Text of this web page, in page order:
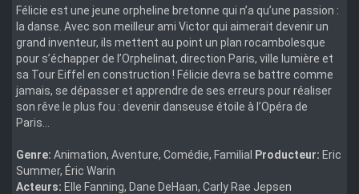
Félicie est une jeune orpheline bretonne qui n’a qu’une passion :
la danse. Avec son meilleur ami Victor qui aimerait devenir un
grand inventeur, ils mettent au point un plan rocambolesque
pour s’échapper de l’Orphelinat, direction Paris, ville lumière et
sa Tour Eiffel en construction ! Félicie devra se battre comme
jamais, se dépasser et apprendre de ses erreurs pour réaliser
son rêve le plus fou : devenir danseuse étoile à l’Opéra de
Paris…
Genre: Animation, Aventure, Comédie, Familial Producteur: Eric
Summer, Éric Warin
Acteurs: Elle Fanning, Dane DeHaan, Carly Rae Jepsen